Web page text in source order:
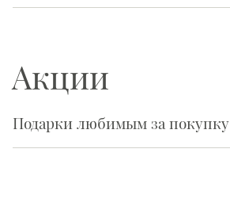
Акции
Подарки любимым за покупку